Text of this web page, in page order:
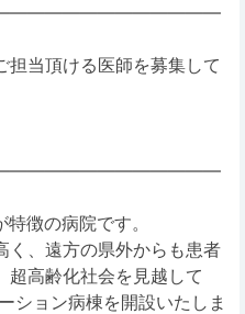
担当頂ける医師を募集して
徴の病院です。
く、遠方の県外からも患者
超高齢化社会を見越して
ション病棟を開設いたしま